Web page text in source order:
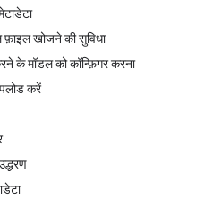
फ़ाइल खोजने की सुविधा
के मॉडल को कॉन्फ़िगर करना
करें